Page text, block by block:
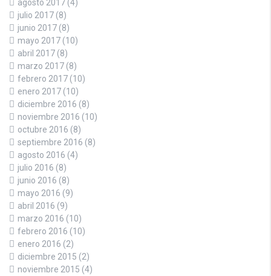
agosto 2017 (4)
julio 2017 (8)
junio 2017 (8)
mayo 2017 (10)
abril 2017 (8)
marzo 2017 (8)
febrero 2017 (10)
enero 2017 (10)
diciembre 2016 (8)
noviembre 2016 (10)
octubre 2016 (8)
septiembre 2016 (8)
agosto 2016 (4)
julio 2016 (8)
junio 2016 (8)
mayo 2016 (9)
abril 2016 (9)
marzo 2016 (10)
febrero 2016 (10)
enero 2016 (2)
diciembre 2015 (2)
noviembre 2015 (4)